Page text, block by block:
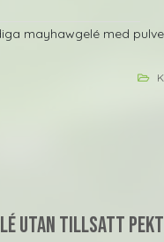
mayhawgelé med
utan tillsatt